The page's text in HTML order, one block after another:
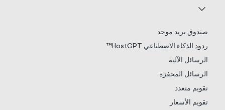
صندوق بريد موحد
ردود الذكاء الاصطناعي HostGPT™
الرسائل الآلية
الرسائل المحفزة
تقويم متعدد
تقويم الأسعار